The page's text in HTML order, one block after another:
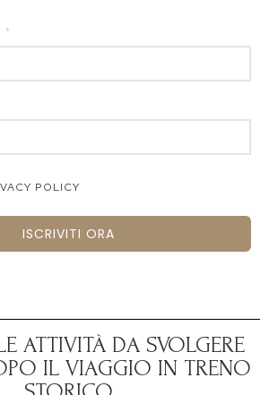
POLICY
ISCRIVITI ORA
ATTIVITÀ DA SVOLGERE
IL VIAGGIO IN TRENO